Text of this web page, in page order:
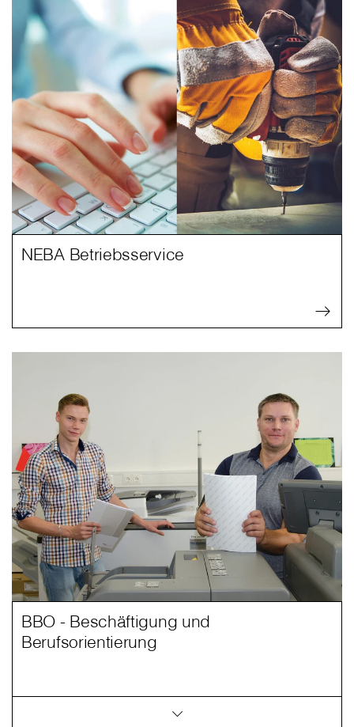
NEBA Betriebsservice
BBO - Beschäftigung und
Berufsorientierung